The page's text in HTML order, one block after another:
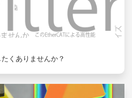
くありませんか？